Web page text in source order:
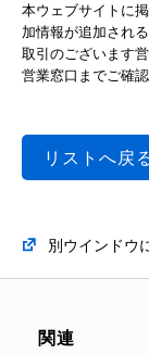
本ウェブサイトに
加情報が追加され
取引のございます
営業窓口までご確認
リストへ戻
別ウインドウ
関連